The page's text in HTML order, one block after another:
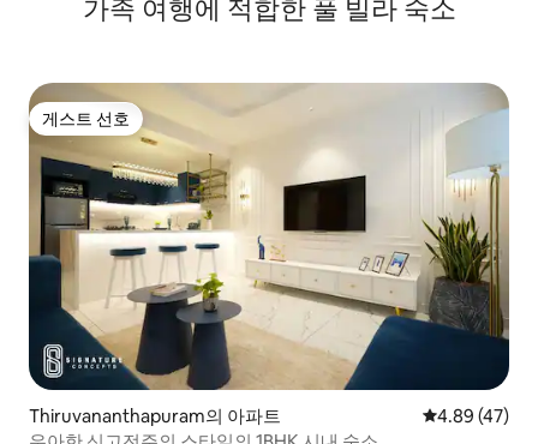
노파크 | 트리반드룸
가족 여행에 적합한 풀 빌라 숙소
게스트 선호
게스트 선호
Thiruvananthapuram의 아파트 평점 4.89점(5
4.89 (47)